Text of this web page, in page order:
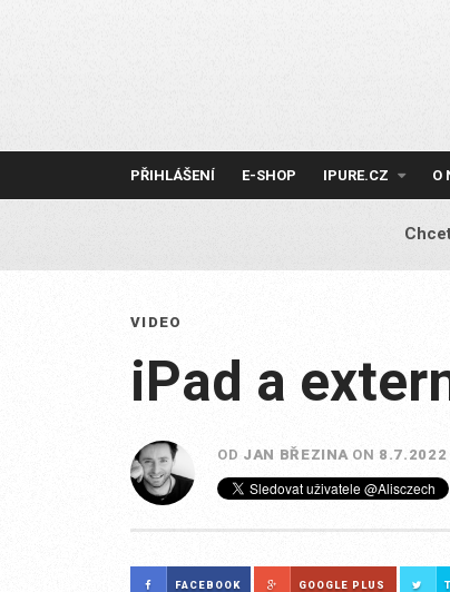
PŘIHLÁŠENÍ E-SHOP IPURE.CZ O
VIDEO
iPad a
OD JAN BŘEZINA ON 8.7.2022
FACEBOOK GOOGLE PLUS